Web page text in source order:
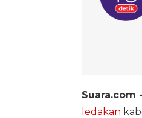
Suara.com -
ledakan